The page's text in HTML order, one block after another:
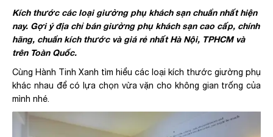
Kích thước các loại giường phụ khách sạn chuẩn nhất hiện
nay. Gợi ý địa chỉ bán giường phụ khách sạn cao cấp, chính
hãng, chuẩn kích thước và giá rẻ nhất Hà Nội, TPHCM và
trên Toàn Quốc.
Cùng Hành Tinh Xanh tìm hiểu các loại kích thước giường phụ
khác nhau để có lựa chọn vừa vặn cho không gian trống của
mình nhé.